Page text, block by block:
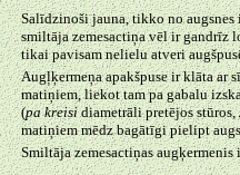
Salīdzinoši jauna, tikko no augsnes
smiltāja zemesactiņa vēl ir gandrīz
tikai pavisam nelielu atveri
Augļķermeņa apakšpuse ir klāta ar
matiņiem, liekot tam pa gabalu
(pa kreisidiametrāli pretējos stūros,
matiņiem mēdz bagātīgi pielipt
Smiltāja zemesactiņas augķermenis